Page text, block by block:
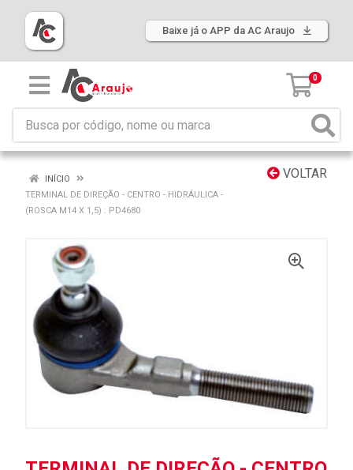
Baixe já o APP da AC Araujo
0
VOLTAR
INÍCIO
TERMINAL DE DIREÇÃO - CENTRO - HIDRÁULICA -
(ROSCA M14 X 1,5) : PD4680